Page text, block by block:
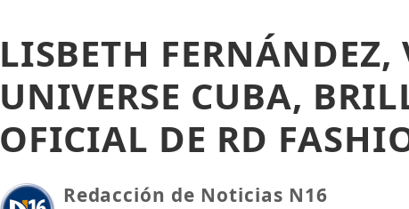
LISBETH
UNIVERSE CUBA,
OFICIAL DE RD
Redacción de Noticias N16